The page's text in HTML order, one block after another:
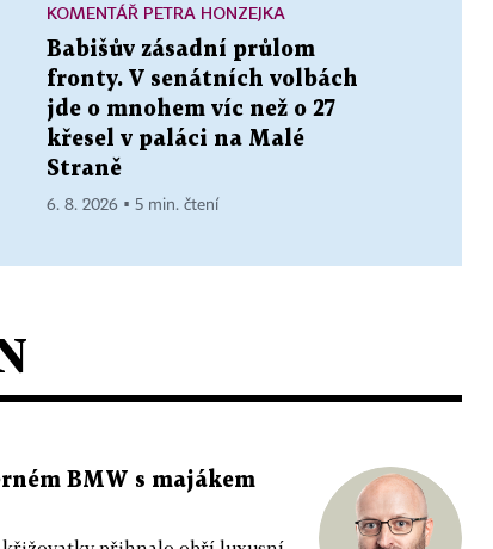
KOMENTÁŘ PETRA HONZEJKA
Babišův zásadní průlom
fronty. V senátních volbách
jde o mnohem víc než o 27
křesel v paláci na Malé
Straně
6. 8. 2026 ▪ 5 min. čtení
BMW s majákem